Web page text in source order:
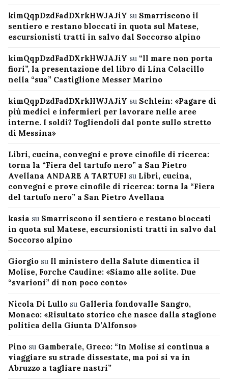
kimQqpDzdFadDXrkHWJAJiY su Smarriscono il
sentiero e restano bloccati in quota sul Matese,
escursionisti tratti in salvo dal Soccorso alpino
kimQqpDzdFadDXrkHWJAJiY su “Il mare non porta
fiori”, la presentazione del libro di Lina Colacillo
nella “sua” Castiglione Messer Marino
kimQqpDzdFadDXrkHWJAJiY su Schlein: «Pagare di
più medici e infermieri per lavorare nelle aree
interne. I soldi? Togliendoli dal ponte sullo stretto
di Messina»
Libri, cucina, convegni e prove cinofile di ricerca:
torna la “Fiera del tartufo nero” a San Pietro
Avellana ANDARE A TARTUFI su Libri, cucina,
convegni e prove cinofile di ricerca: torna la “Fiera
del tartufo nero” a San Pietro Avellana
kasia su Smarriscono il sentiero e restano bloccati
in quota sul Matese, escursionisti tratti in salvo dal
Soccorso alpino
Giorgio su Il ministero della Salute dimentica il
Molise, Forche Caudine: «Siamo alle solite. Due
“svarioni” di non poco conto»
Nicola Di Lullo su Galleria fondovalle Sangro,
Monaco: «Risultato storico che nasce dalla stagione
politica della Giunta D’Alfonso»
Pino su Gamberale, Greco: “In Molise si continua a
viaggiare su strade dissestate, ma poi si va in
Abruzzo a tagliare nastri”